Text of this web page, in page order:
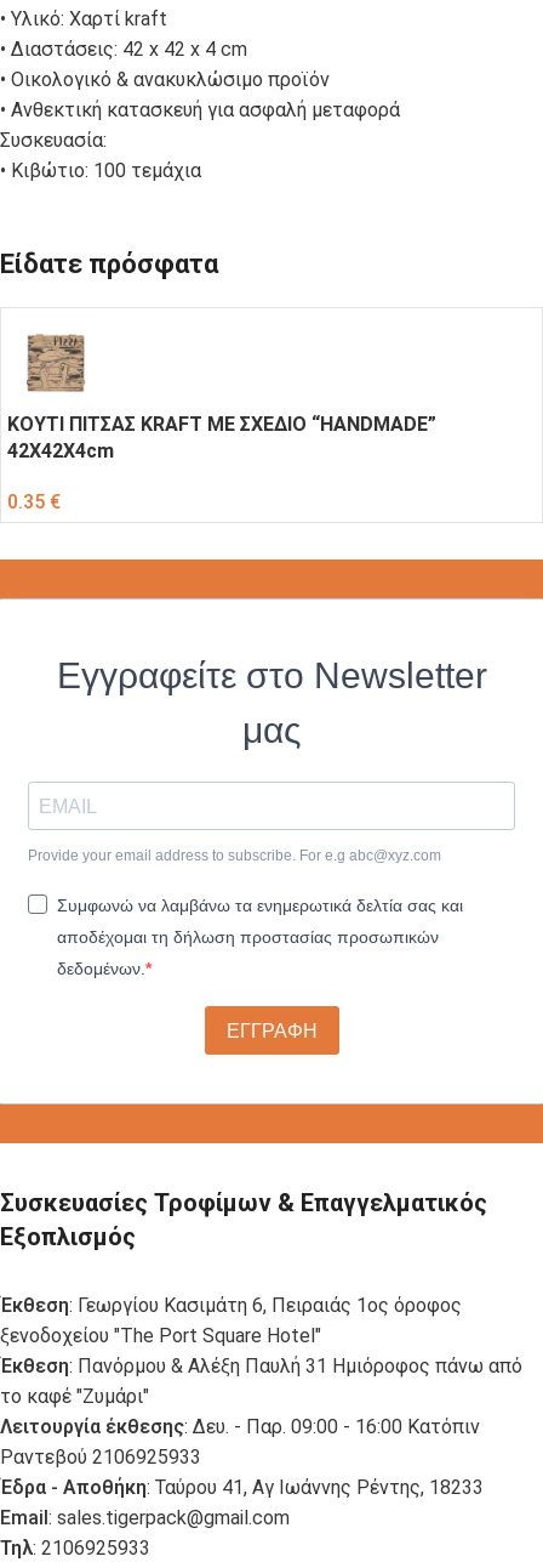
• Υλικό: Χαρτί kraft
• Διαστάσεις: 42 x 42 x 4 cm
• Οικολογικό & ανακυκλώσιμο προϊόν
• Ανθεκτική κατασκευή για ασφαλή μεταφορά
Συσκευασία:
• Κιβώτιο: 100 τεμάχια
Είδατε πρόσφατα
ΚΟΥΤΙ ΠΙΤΣΑΣ KRAFT ΜΕ ΣΧΕΔΙΟ “HANDMADE”
42X42Χ4cm
0.35 €
Εγγραφείτε στο Newsletter
μας
Provide your email address to subscribe. For e.g abc@xyz.com
Συμφωνώ να λαμβάνω τα ενημερωτικά δελτία σας και
αποδέχομαι τη δήλωση προστασίας προσωπικών
δεδομένων.
ΕΓΓΡΑΦΗ
Συσκευασίες Τροφίμων & Επαγγελματικός
Εξοπλισμός
Έκθεση: Γεωργίου Κασιμάτη 6, Πειραιάς 1ος όροφος
ξενοδοχείου "The Port Square Hotel"
Έκθεση: Πανόρμου & Αλέξη Παυλή 31 Ημιόροφος πάνω από
το καφέ "Ζυμάρι"
Λειτουργία έκθεσης: Δευ. - Παρ. 09:00 - 16:00 Κατόπιν
Ραντεβού 2106925933
Έδρα - Αποθήκη: Ταύρου 41, Αγ Ιωάννης Ρέντης, 18233
Email: sales.tigerpack@gmail.com
Τηλ: 2106925933